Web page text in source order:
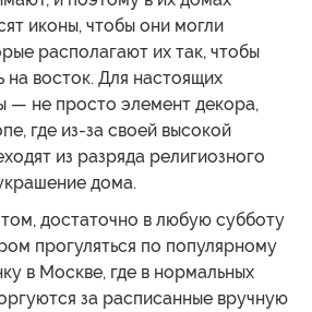
иконы, чтобы они могли
располагают их так, чтобы
на восток. Для настоящих
— не просто элемент декора,
где из-за своей высокой
из разряда религиозного
дома.
достаточно в любую субботу
прогуляться по популярному
в Москве, где в нормальных
за расписанные вручную